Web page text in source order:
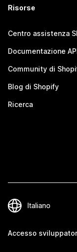
Risorse
Centro assistenza
Documentazione API
Community di
Blog di Shopify
Ricerca
Accesso